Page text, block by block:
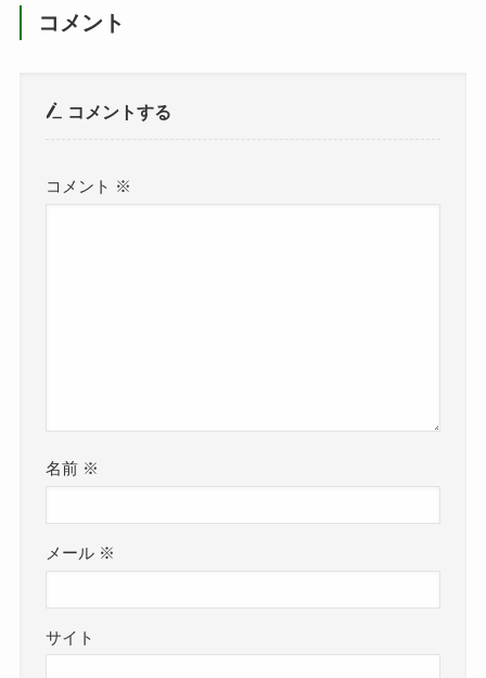
コメント
コメントする
コメント ※
名前 ※
メール ※
サイト